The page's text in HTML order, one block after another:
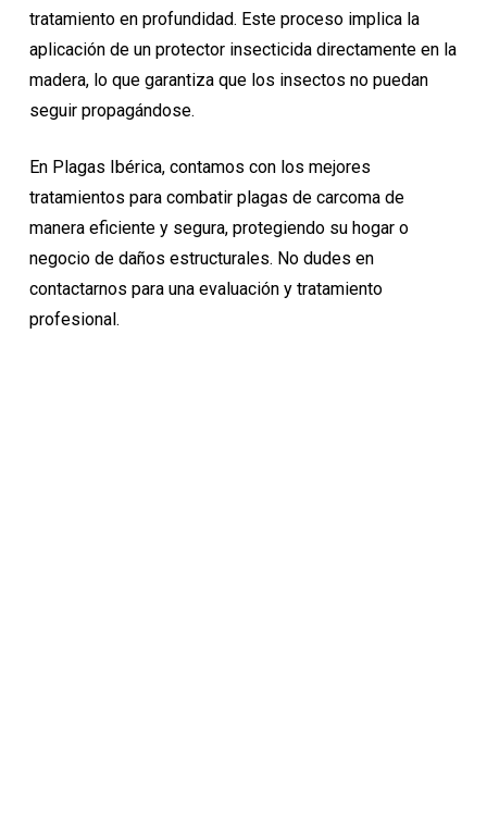
tratamiento en profundidad. Este proceso implica la
aplicación de un protector insecticida directamente en la
madera, lo que garantiza que los insectos no puedan
seguir propagándose.
En Plagas Ibérica, contamos con los mejores
tratamientos para combatir plagas de carcoma de
manera eficiente y segura, protegiendo su hogar o
negocio de daños estructurales. No dudes en
contactarnos para una evaluación y tratamiento
profesional.